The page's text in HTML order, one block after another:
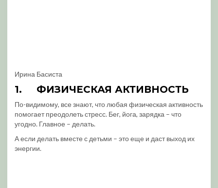
Ирина Басиста
1. ФИЗИЧЕСКАЯ АКТИВНОСТЬ
По-видимому, все знают, что любая физическая активность
помогает преодолеть стресс. Бег, йога, зарядка – что
угодно. Главное – делать.
А если делать вместе с детьми – это еще и даст выход их
энергии.